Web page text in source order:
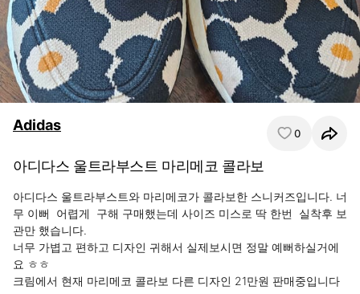
Adidas 0
아디다스 울트라부스트 마리메코 콜라보
아디다스 울트라부스트와 마리메코가 콜라보한 스니커즈입니다. 너
무 이뻐  어렵게  구해 구매했는데 사이즈 미스로 딱 한번  실착후 보
관만 했습니다.
너무 가볍고 편하고 디자인 귀해서 실제보시면 정말 예뻐하실거에
요 ㅎㅎ
크림에서 현재 마리메코 콜라보 다른 디자인 21만원 판매중입니다